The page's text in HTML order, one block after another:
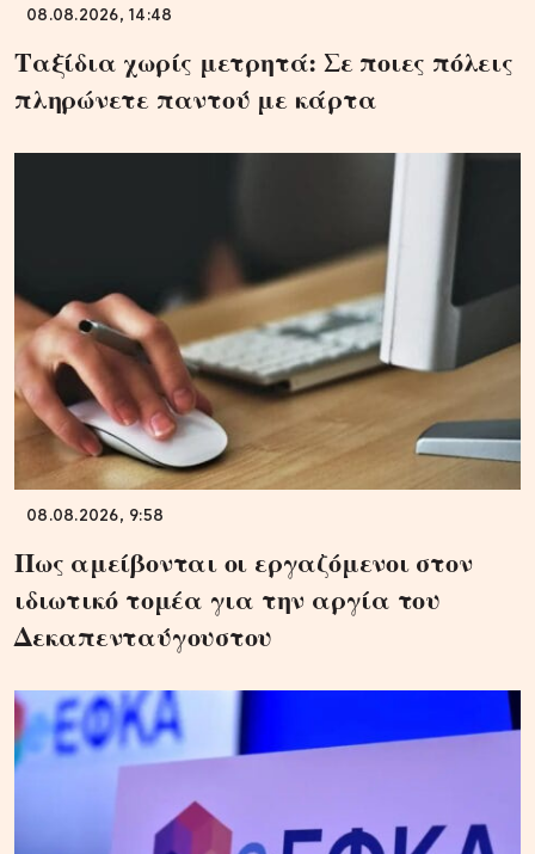
08.08.2026, 14:48
Ταξίδια χωρίς μετρητά: Σε ποιες πόλεις
πληρώνετε παντού με κάρτα
08.08.2026, 9:58
Πως αμείβονται οι εργαζόμενοι στον
ιδιωτικό τομέα για την αργία του
Δεκαπενταύγουστου